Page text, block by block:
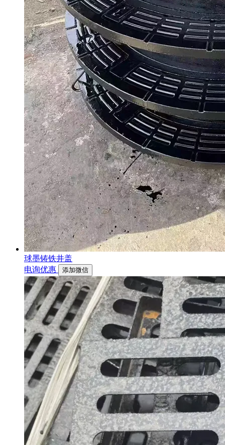
球墨铸铁井盖
电询优惠
添加微信